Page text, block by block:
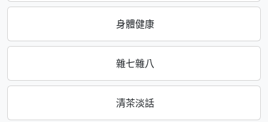
身體健康
雜七雜八
清茶淡話